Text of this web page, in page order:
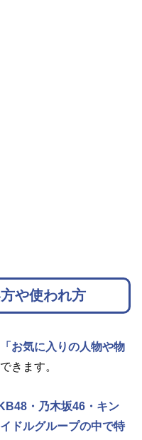
や使われ方
「お気に入りの人物や物
きます。
・乃木坂46・キン
ドルグループの中で特